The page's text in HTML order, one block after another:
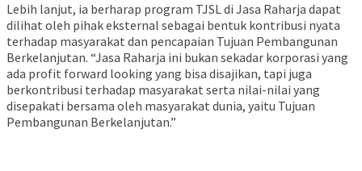
Lebih lanjut, ia berharap program TJSL di Jasa Raharja dapat
dilihat oleh pihak eksternal sebagai bentuk kontribusi nyata
terhadap masyarakat dan pencapaian Tujuan Pembangunan
Berkelanjutan. “Jasa Raharja ini bukan sekadar korporasi yang
ada profit forward looking yang bisa disajikan, tapi juga
berkontribusi terhadap masyarakat serta nilai-nilai yang
disepakati bersama oleh masyarakat dunia, yaitu Tujuan
Pembangunan Berkelanjutan.”